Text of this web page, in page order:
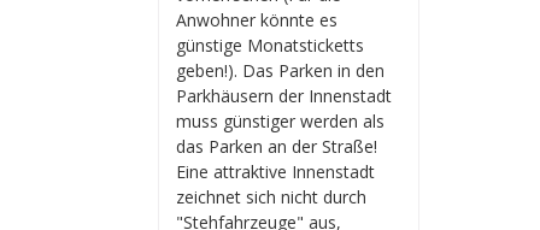
Anwohner könnte es
günstige Monatsticketts
geben!). Das Parken in den
Parkhäusern der Innenstadt
muss günstiger werden als
das Parken an der Straße!
Eine attraktive Innenstadt
zeichnet sich nicht durch
"Stehfahrzeuge" aus,